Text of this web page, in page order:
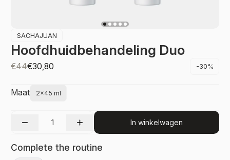
SACHAJUAN
Hoofdhuidbehandeling Duo
€44€30,80 -30%
Maat 2x45 ml
In winkelwagen
Complete the routine